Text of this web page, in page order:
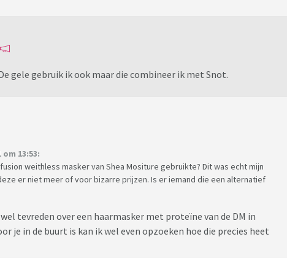
gele gebruik ik ook maar die combineer ik met Snot.
13:53:
weithless masker van Shea Mositure gebruikte? Dit was echt mijn
er niet meer of voor bizarre prijzen. Is er iemand die een alternatief
tevreden over een haarmasker met proteïne van de DM in
je in de buurt is kan ik wel even opzoeken hoe die precies heet